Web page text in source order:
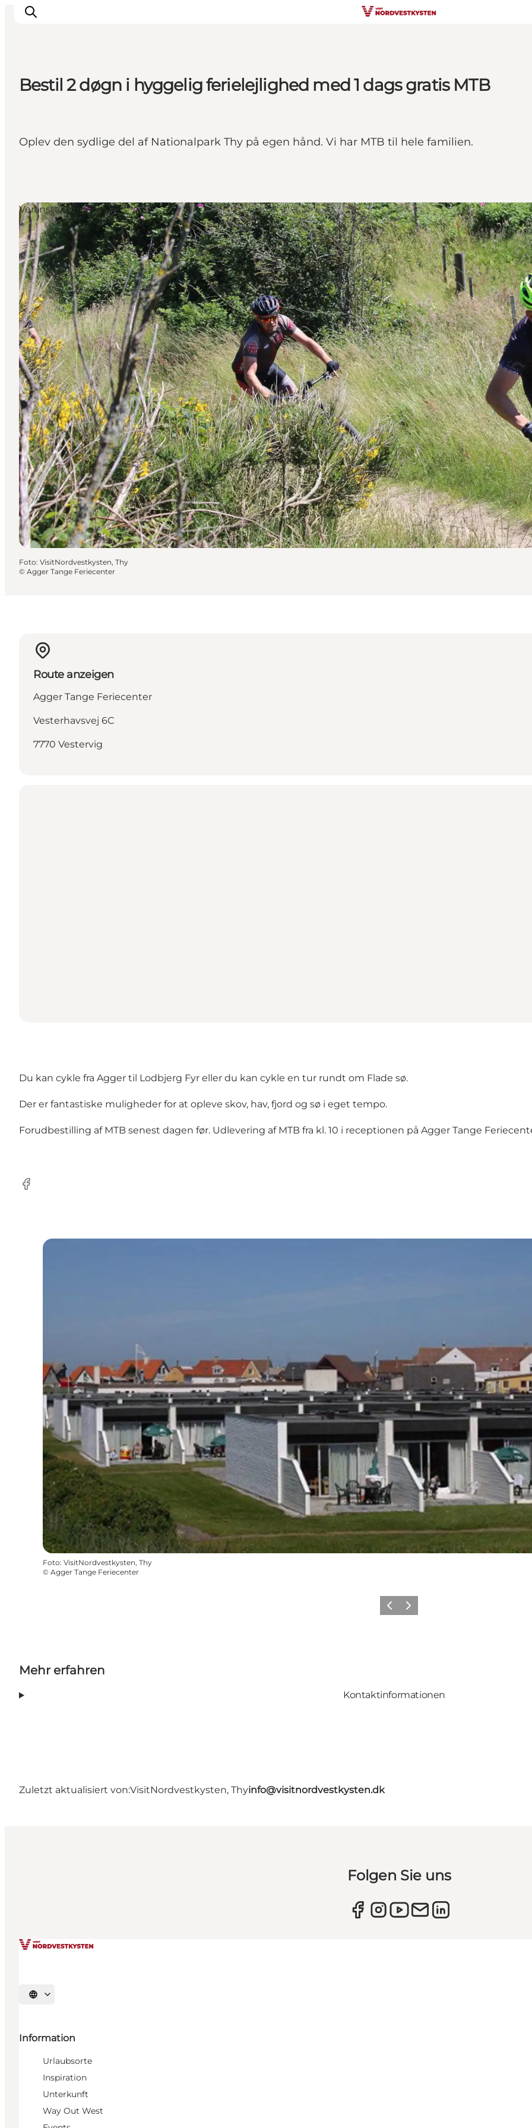
Events
Unterkunft
Bestil 2 døgn i hyggelig ferielejlighed med 1 dags gratis MTB
Oplev den sydlige del af Nationalpark Thy på egen hånd. Vi har MTB til hele familien.
Veranstaltungen
Foto: VisitNordvestkysten, Thy
© Agger Tange Feriecenter
Route anzeigen
Agger Tange Feriecenter
Vesterhavsvej 6C
7770 Vestervig
Du kan cykle fra Agger til Lodbjerg Fyr eller du kan cykle en tur rundt om Flade sø.
Der er fantastiske muligheder for at opleve skov, hav, fjord og sø i eget tempo.
Forudbestilling af MTB senest dagen før. Udlevering af MTB fra kl. 10 i receptionen på Agger Tange
Facebook
Foto: VisitNordvestkysten, Thy
© Agger Tange Feriecenter
ZurückWeiter
Mehr erfahren
Kontaktinformationen
Zuletzt aktualisiert von:VisitNordvestkysten, Thyinfo@visitnordvestkysten.dk
Folgen Sie uns
Sprache auswählen
Information
Urlaubsorte
Inspiration
Unterkunft
Way Out West